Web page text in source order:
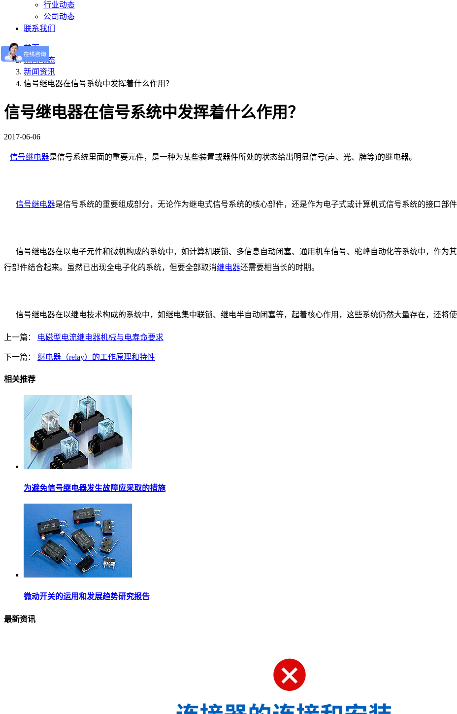
行业动态
公司动态
联系我们
首页
新闻动态
新闻资讯
信号继电器在信号系统中发挥着什么作用？
信号继电器在信号系统中发挥着什么作用？
2017-06-06
信号继电器是信号系统里面的重要元件，是一种为某些装置或器件所处的状态给出明显信号(声、光、牌等)的继电器。
信号继电器是信号系统的重要组成部分，无论作为继电式信号系统的核心部件，还是作为电子式或计算机式信号系统的接口部件
信号继电器在以电子元件和微机构成的系统中，如计算机联锁、多信息自动闭塞、通用机车信号、驼峰自动化等系统中，作为
行部件结合起来。虽然已出现全电子化的系统，但要全部取消继电器还需要相当长的时期。
信号继电器在以继电技术构成的系统中，如继电集中联锁、继电半自动闭塞等，起着核心作用，这些系统仍然大量存在，还将使
上一篇： 电磁型电流继电器机械与电寿命要求
下一篇： 继电器（relay）的工作原理和特性
相关推荐
为避免信号继电器发生故障应采取的措施
微动开关的运用和发展趋势研究报告
最新资讯